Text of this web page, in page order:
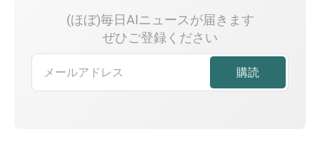
(ほぼ)毎日AIニュースが届きます
ぜひご登録ください